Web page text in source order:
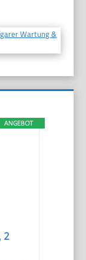
Wartung &
ANGEBOT
2